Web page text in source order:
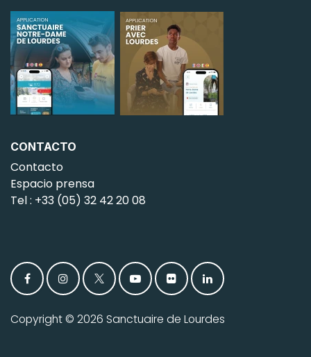
CONTACTO
Contacto
Espacio prensa
Tel : +33 (05) 32 42 20 08
Copyright © 2026 Sanctuaire de Lourdes